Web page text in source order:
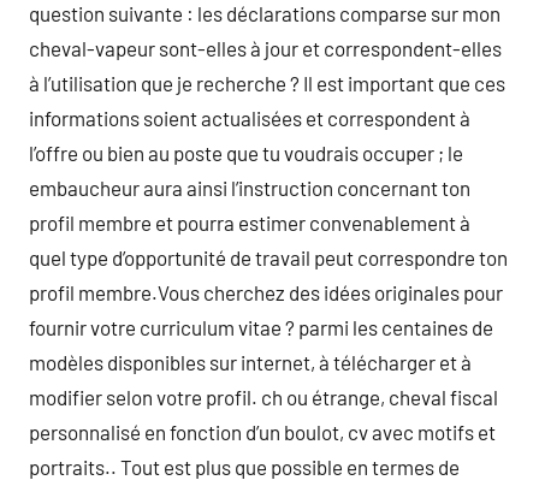
question suivante : les déclarations comparse sur mon
cheval-vapeur sont-elles à jour et correspondent-elles
à l’utilisation que je recherche ? Il est important que ces
informations soient actualisées et correspondent à
l’offre ou bien au poste que tu voudrais occuper ; le
embaucheur aura ainsi l’instruction concernant ton
profil membre et pourra estimer convenablement à
quel type d’opportunité de travail peut correspondre ton
profil membre.Vous cherchez des idées originales pour
fournir votre curriculum vitae ? parmi les centaines de
modèles disponibles sur internet, à télécharger et à
modifier selon votre profil. ch ou étrange, cheval fiscal
personnalisé en fonction d’un boulot, cv avec motifs et
portraits.. Tout est plus que possible en termes de